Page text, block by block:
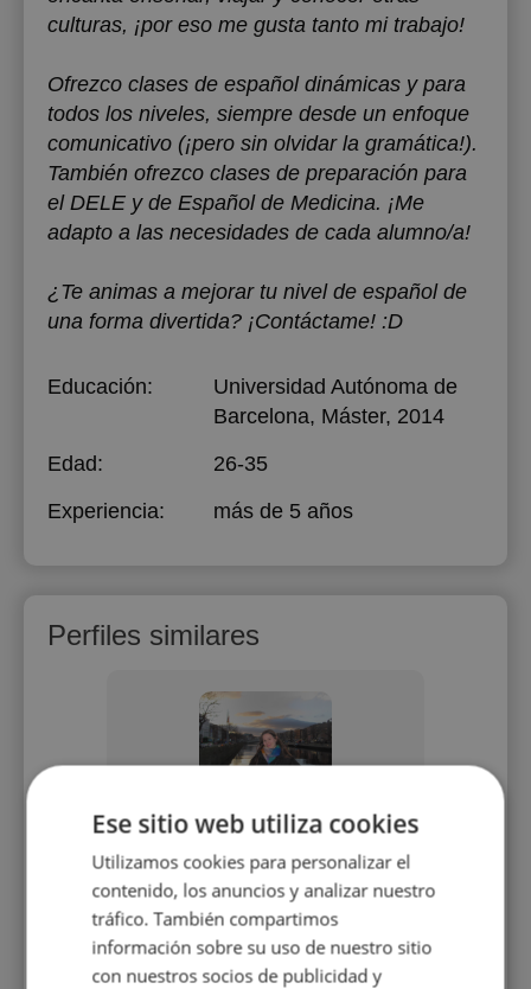
culturas, ¡por eso me gusta tanto mi trabajo!
Ofrezco clases de español dinámicas y para
todos los niveles, siempre desde un enfoque
comunicativo (¡pero sin olvidar la gramática!).
También ofrezco clases de preparación para
el DELE y de Español de Medicina. ¡Me
adapto a las necesidades de cada alumno/a!
¿Te animas a mejorar tu nivel de español de
una forma divertida? ¡Contáctame! :D
Educación:
Universidad Autónoma de
Barcelona, Máster, 2014
Edad:
26-35
Experiencia:
más de 5 años
Perfiles similares
Judit Saiz
Me llamo Judit soy Mestra de
Educación Infantil y Primaria. Tengo
experiencia con niños de todas las
edades, ya que durante años me he
dedicado al mundo del tiempo libre.
Ese sitio web utiliza cookies
Utilizamos cookies para personalizar el
contenido, los anuncios y analizar nuestro
tráfico. También compartimos
información sobre su uso de nuestro sitio
con nuestros socios de publicidad y